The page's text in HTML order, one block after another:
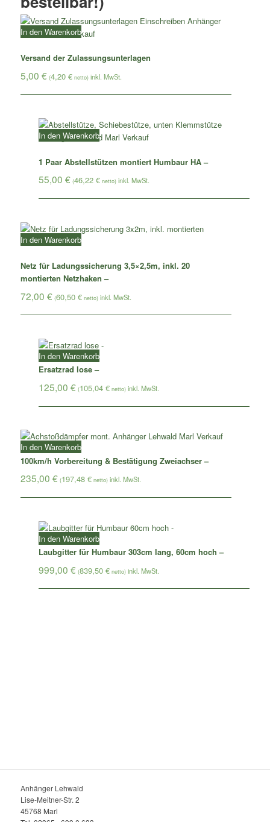
Versand der Zulassungsunterlagen
5,00€ (4,20€ netto)
In den Warenkorb
1 Paar Abstellstützen montiert Humbaur HA –
55,00 € (46,22 €netto)
In den Warenkorb
Netz für Ladungssicherung 3,5×2,5m, inkl. 20
montierten Netzhaken –
72,00€ (60,50€ netto)
In den Warenkorb
Ersatzrad lose –
125,00 € (105,04 €netto)
In den Warenkorb
100km/h Vorbereitung & Bestätigung Zweiachser –
235,00€ (197,48€ netto)
In den Warenkorb
Laubgitter für Humbaur 303cm lang, 60cm hoch –
999,00 € (839,50 €netto)
In den Warenkorb
Anhänger Lehwald
Lise-Meitner-Str. 2
45768 Marl